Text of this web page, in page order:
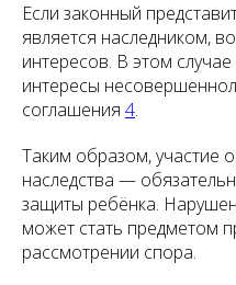
Если законный
является наследником,
интересов. В этом
интересы
соглашения 4.
Таким образом, участие
наследства —
защиты ребёнка.
может стать предметом
рассмотрении спора.